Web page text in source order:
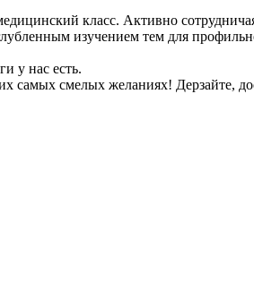
медицинский класс. Активно
изучением тем для
у нас есть.
самых смелых желаниях! Дерзайте,